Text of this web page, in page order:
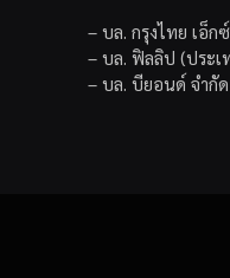
– บล. กรุงไทย เอ็ก
– บล. ฟิลลิป (ประ
– บล. บียอนด์ จำกั